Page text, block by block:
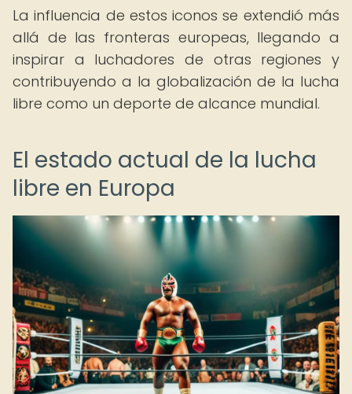
La influencia de estos iconos se extendió más
allá de las fronteras europeas, llegando a
inspirar a luchadores de otras regiones y
contribuyendo a la globalización de la lucha
libre como un deporte de alcance mundial.
El estado actual de la lucha
libre en Europa